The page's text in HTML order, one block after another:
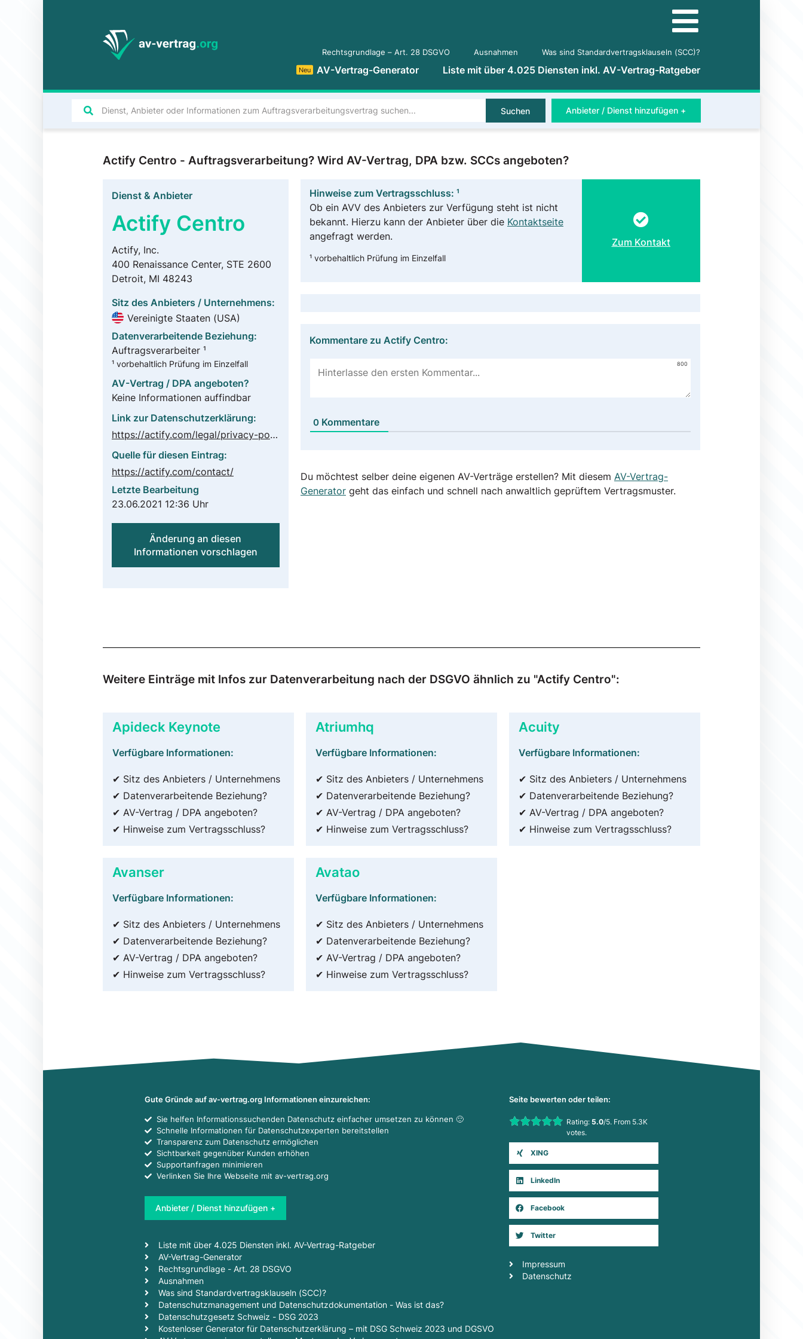
Rechtsgrundlage – Art. 28 DSGVO Ausnahmen Was sind Standardvertragsklauseln (SCC)?
Neu AV-Vertrag-Generator Liste mit über 4.025 Diensten inkl. AV-Vertrag-Ratgeber
Suchen Anbieter / Dienst hinzufügen +
Actify Centro - Auftragsverarbeitung? Wird AV-Vertrag, DPA bzw. SCCs angeboten?
Dienst & Anbieter
Actify Centro
Actify, Inc.
400 Renaissance Center, STE 2600
Detroit, MI 48243
Sitz des Anbieters / Unternehmens:
Vereinigte Staaten (USA)
Datenverarbeitende Beziehung:
Auftragsverarbeiter ¹
¹ vorbehaltlich Prüfung im Einzelfall
AV-Vertrag / DPA angeboten?
Keine Informationen auffindbar
Link zur Datenschutzerklärung:
https://actify.com/legal/privacy-policy/
Quelle für diesen Eintrag:
https://actify.com/contact/
Letzte Bearbeitung
23.06.2021 12:36 Uhr
Änderung an diesen
Informationen vorschlagen
Hinweise zum Vertragsschluss: ¹
Ob ein AVV des Anbieters zur Verfügung steht ist nicht
bekannt. Hierzu kann der Anbieter über die Kontaktseite
angefragt werden.
¹ vorbehaltlich Prüfung im Einzelfall
Zum Kontakt
Kommentare zu Actify Centro:
800
0Kommentare
Du möchtest selber deine eigenen AV-Verträge erstellen? Mit diesem AV-Vertrag-
Generatorgeht das einfach und schnell nach anwaltlich geprüftem Vertragsmuster.
Weitere Einträge mit Infos zur Datenverarbeitung nach der DSGVO ähnlich zu "Actify Centro":
Apideck Keynote
Verfügbare Informationen:
✔ Sitz des Anbieters / Unternehmens
✔ Datenverarbeitende Beziehung?
✔ AV-Vertrag / DPA angeboten?
✔ Hinweise zum Vertragsschluss?
Atriumhq
Verfügbare Informationen:
✔ Sitz des Anbieters / Unternehmens
✔ Datenverarbeitende Beziehung?
✔ AV-Vertrag / DPA angeboten?
✔ Hinweise zum Vertragsschluss?
Acuity
Verfügbare Informationen:
✔ Sitz des Anbieters / Unternehmens
✔ Datenverarbeitende Beziehung?
✔ AV-Vertrag / DPA angeboten?
✔ Hinweise zum Vertragsschluss?
Avanser
Verfügbare Informationen:
✔ Sitz des Anbieters / Unternehmens
✔ Datenverarbeitende Beziehung?
✔ AV-Vertrag / DPA angeboten?
✔ Hinweise zum Vertragsschluss?
Avatao
Verfügbare Informationen:
✔ Sitz des Anbieters / Unternehmens
✔ Datenverarbeitende Beziehung?
✔ AV-Vertrag / DPA angeboten?
✔ Hinweise zum Vertragsschluss?
Gute Gründe auf av-vertrag.org Informationen einzureichen:
Sie helfen Informationssuchenden Datenschutz einfacher umsetzen zu können 🙂
Schnelle Informationen für Datenschutzexperten bereitstellen
Transparenz zum Datenschutz ermöglichen
Sichtbarkeit gegenüber Kunden erhöhen
Supportanfragen minimieren
Verlinken Sie Ihre Webseite mit av-vertrag.org
Anbieter / Dienst hinzufügen +
Liste mit über 4.025 Diensten inkl. AV-Vertrag-Ratgeber
AV-Vertrag-Generator
Rechtsgrundlage - Art. 28 DSGVO
Ausnahmen
Was sind Standardvertragsklauseln (SCC)?
Datenschutzmanagement und Datenschutzdokumentation - Was ist das?
Datenschutzgesetz Schweiz - DSG 2023
Kostenloser Generator für Datenschutzerklärung – mit DSG Schweiz 2023 und DGSVO
Seite bewerten oder teilen:
Rate this item:
Submit Rating
Rating: 5.0/5. From 5.3K
votes.
XING
LinkedIn
Facebook
Twitter
Impressum
Datenschutz